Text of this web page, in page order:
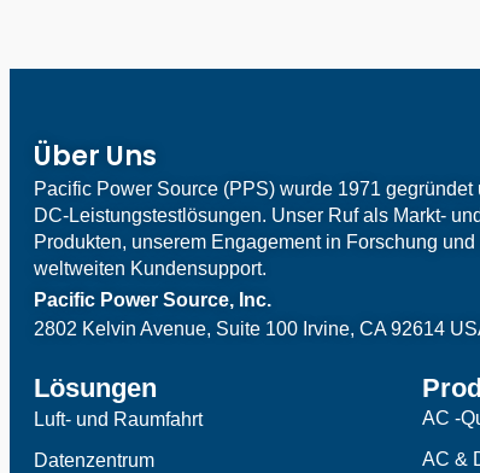
Über Uns
Pacific Power Source (PPS) wurde 1971
DC-Leistungstestlösungen. Unser Ruf als Markt-
Produkten, unserem Engagement in Forschung
weltweiten Kundensupport.
Pacific Power Source, Inc.
2802 Kelvin Avenue, Suite 100 Irvine, CA 92614
Lösungen
Luft- und Raumfahrt
Datenzentrum
AC -
AC &